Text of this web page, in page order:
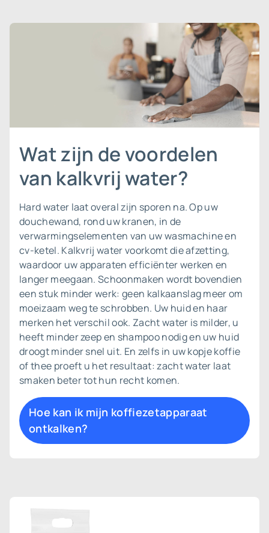
Wat zijn de voordelen
van kalkvrij water?
Hard water laat overal zijn sporen na. Op uw
douchewand, rond uw kranen, in de
verwarmingselementen van uw wasmachine en
cv-ketel. Kalkvrij water voorkomt die afzetting,
waardoor uw apparaten efficiënter werken en
langer meegaan. Schoonmaken wordt bovendien
een stuk minder werk: geen kalkaanslag meer om
moeizaam weg te schrobben. Uw huid en haar
merken het verschil ook. Zacht water is milder, u
heeft minder zeep en shampoo nodig en uw huid
droogt minder snel uit. En zelfs in uw kopje koffie
of thee proeft u het resultaat: zacht water laat
smaken beter tot hun recht komen.
Hoe kan ik mijn koffiezetapparaat
ontkalken?